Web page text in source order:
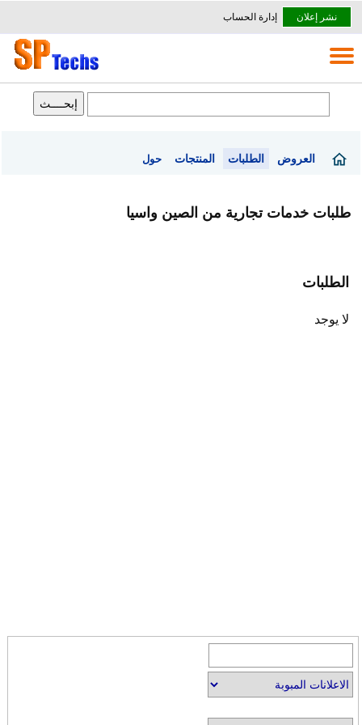
نشر إعلان إدارة الحساب
العروض الطلبات المنتجات حول
طلبات خدمات تجارية من الصين واسيا
الطلبات
لا يوجد